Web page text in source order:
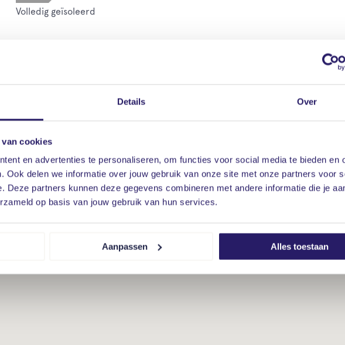
Details Over
cookies
en advertenties te personaliseren, om functies voor social media te bieden en
Ook delen we informatie over jouw gebruik van onze site met onze partners voor
Deze partners kunnen deze gegevens combineren met andere informatie die je
op basis van jouw gebruik van hun services.
Aanpassen Alles toestaan
Volledig geïsoleerd
Aan rustige weg en in woonwijk
Achtertuin en voortuin
144 m2 (15m diep en 9m breed)